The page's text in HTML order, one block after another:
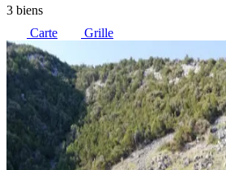
3 biens
Carte
Grille